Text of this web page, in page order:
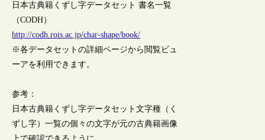
日本古典籍くずし字データセット 書名一覧
（CODH）
http://codh.rois.ac.jp/char-shape/book/
※各データセットの詳細ページから閲覧ビュ
ーアを利用できます。
参考：
日本古典籍くずし字データセット文字種（く
ずし字）一覧の個々の文字が元の古典籍画像